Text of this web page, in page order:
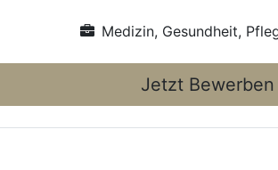
Medizin, Gesundheit,
Jetzt Bewerben